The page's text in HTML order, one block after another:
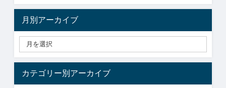
月別アーカイブ
カテゴリー別アーカイブ